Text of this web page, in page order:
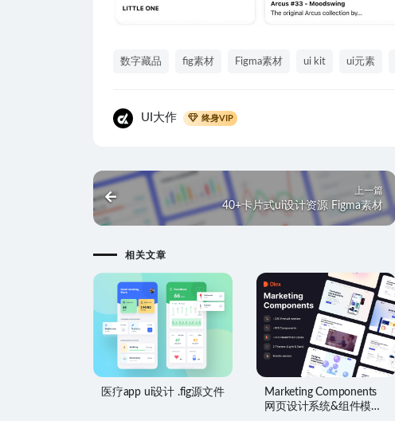
数字藏品 fig素材 Figma素材 ui kit ui元素
UI大作 终身VIP
上一篇
40+卡片式ui设计资源 Figma素材
相关文章
医疗app ui设计 .fig源文件
Marketing Components
网页设计系统&组件模板